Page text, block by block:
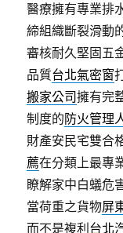
醫療擁有專業排
締組織斷裂滑動
審核耐久堅固五
品質台北氣密窗
搬家公司擁有完
制度的防火管理
財產安民宅雙合
薦在分類上最專
瞭解家中白蟻危
當荷重之貨物屏
而不是複利 台北